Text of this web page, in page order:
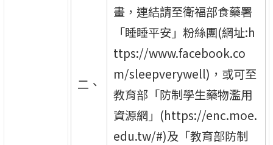
二、
畫，連結請至衛福部食藥署
「睡睡平安」粉絲團(網址:h
ttps://www.facebook.co
m/sleepverywell)，或可至
教育部「防制學生藥物濫用
資源網」(https://enc.moe.
edu.tw/#)及「教育部防制